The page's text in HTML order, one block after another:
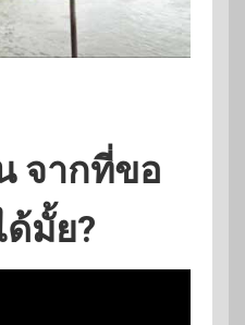
จากที่ขอ
ด้มั้ย?